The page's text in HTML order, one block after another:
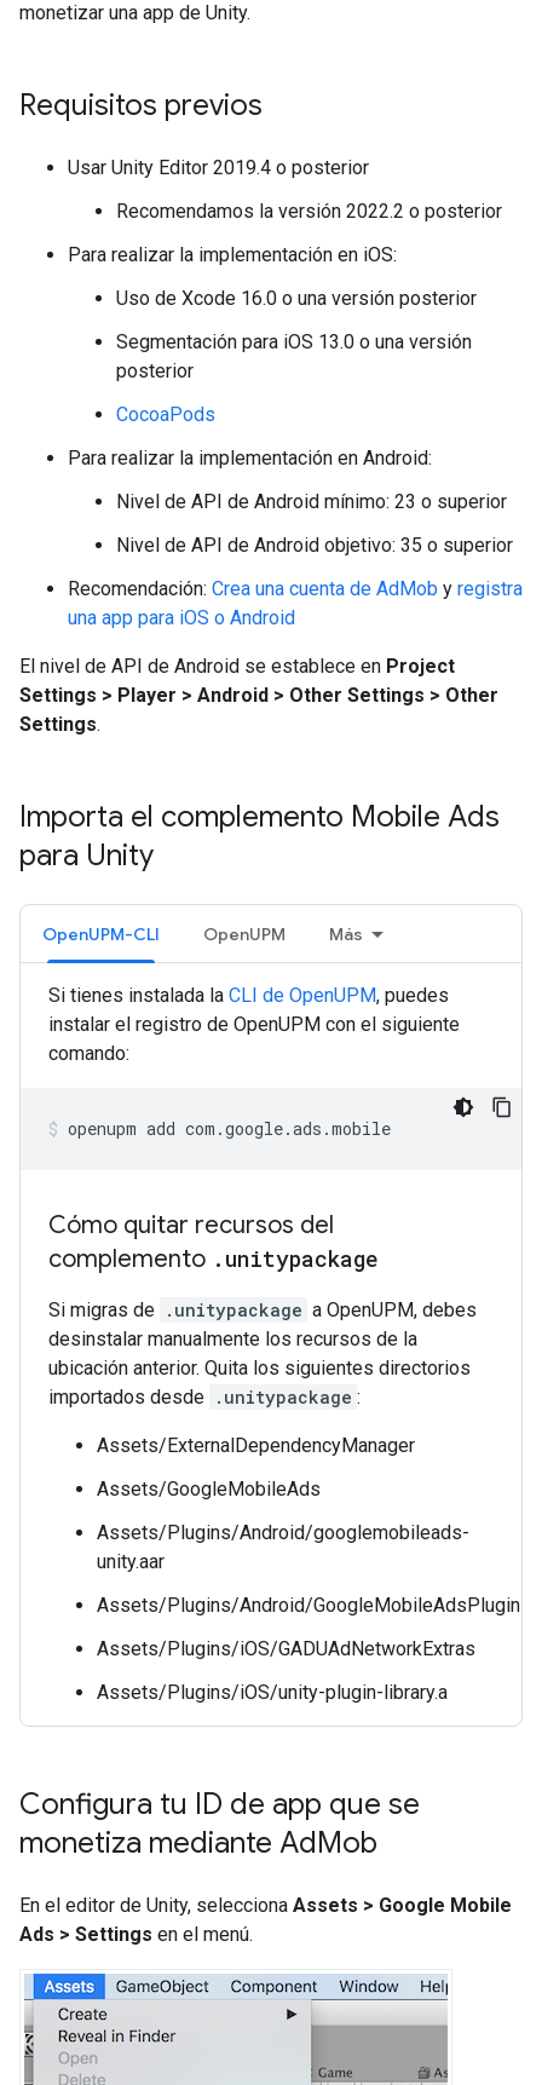
monetizar una app de Unity.
Requisitos previos
Usar Unity Editor 2019.4 o posterior
Recomendamos la versión 2022.2 o posterior
Para realizar la implementación en iOS:
Uso de Xcode 16.0 o una versión posterior
Segmentación para iOS 13.0 o una versión
posterior
CocoaPods
Para realizar la implementación en Android:
Nivel de API de Android mínimo: 23 o superior
Nivel de API de Android objetivo: 35 o superior
Recomendación: Crea una cuenta de AdMob y registra
una app para iOS o Android
El nivel de API de Android se establece en Project
Settings > Player > Android > Other Settings > Other
Settings.
Importa el complemento Mobile Ads
para Unity
OpenUPM-CLI OpenUPM Más
Si tienes instalada la CLI de OpenUPM, puedes
instalar el registro de OpenUPM con el siguiente
comando:
openupm add com.google.ads.mobile
Cómo quitar recursos del
complemento . unitypackage
Si migras de .unitypackage a OpenUPM, debes
desinstalar manualmente los recursos de la
ubicación anterior. Quita los siguientes directorios
importados desde .unitypackage :
Assets/ExternalDependencyManager
Assets/GoogleMobileAds
Assets/Plugins/Android/googlemobileads-
unity.aar
Assets/Plugins/Android/GoogleMobileAdsPlugin
Assets/Plugins/iOS/GADUAdNetworkExtras
Assets/Plugins/iOS/unity-plugin-library.a
Configura tu ID de app que se
monetiza mediante AdMob
En el editor de Unity, selecciona Assets > Google Mobile
Ads > Settings en el menú.